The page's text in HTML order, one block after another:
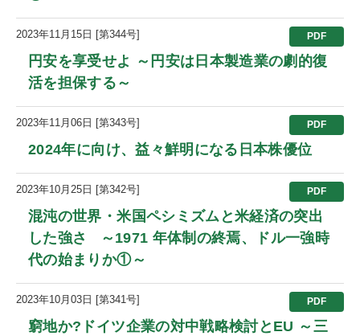
PDF
2023年11月15日 [第344号]
円安を享受せよ ～円安は日本製造業の劇的復
活を担保する～
PDF
2023年11月06日 [第343号]
2024年に向け、益々鮮明になる日本株優位
PDF
2023年10月25日 [第342号]
混沌の世界・米国ペシミズムと米経済の突出
した強さ ～1971 年体制の終焉、ドル一強時
代の始まりか①～
PDF
2023年10月03日 [第341号]
窮地か?ドイツ企業の対中戦略検討とEU ～三